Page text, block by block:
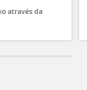
através da